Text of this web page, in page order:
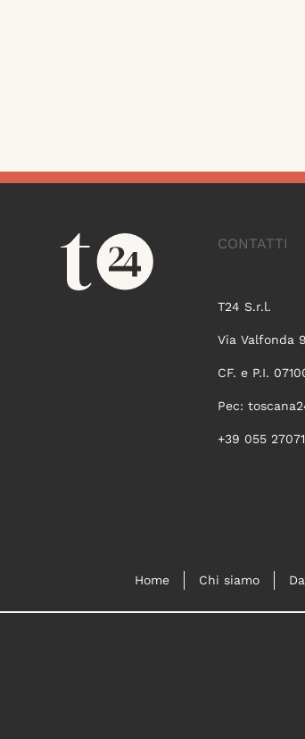
CONTATTI
T24 S.r.l.
Via Valfonda
CF. e P.I.
Pec:
+39 055 27071
Home Chi siamo